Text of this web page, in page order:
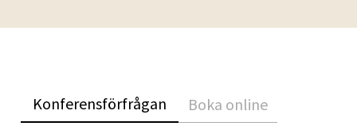
Konferensförfrågan Boka online